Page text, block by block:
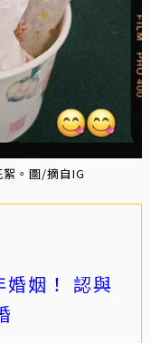
。圖/摘自IG
婚姻！ 認與